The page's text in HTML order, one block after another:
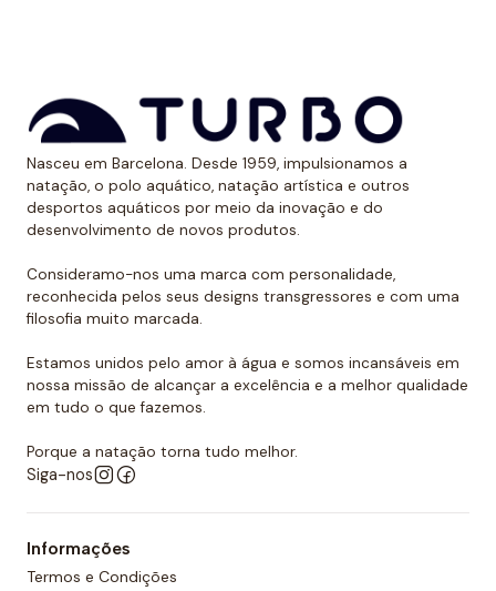
muito tempo sem sofrer desgaste.
Uso recomendado de calção para
polo aquático
Da Turbo recomendamos usar o calção para praticar
polo aquático ou treinar natação. Como se encaixa
perfeitamente no corpo, dificulta que o jogador de
polo aquático seja agarrado pelos rivais, algo de vital
importância. Além disso, nossos calções não arrastam
água durante o movimento, melhorando a mobilidade
do homem que os usa. É por isso que eles podem ser
usados sem qualquer problema para natação ou
desportos aquáticos semelhantes.
Além disso, todos os calções de polo aquático têm
um forro completo na frente e nas costas e um
cordão ajustável para melhor adaptabilidade.
Nasceu em Barcelona. Desde 1959, impulsionamos a
natação, o polo aquático, natação artística e outros
desportos aquáticos por meio da inovação e do
desenvolvimento de novos produtos.
Consideramo-nos uma marca com personalidade,
reconhecida pelos seus designs transgressores e com uma
filosofia muito marcada.
Estamos unidos pelo amor à água e somos incansáveis em
nossa missão de alcançar a excelência e a melhor qualidade
em tudo o que fazemos.
Porque a natação torna tudo melhor.
Siga-nos
Informações
Termos e Condições